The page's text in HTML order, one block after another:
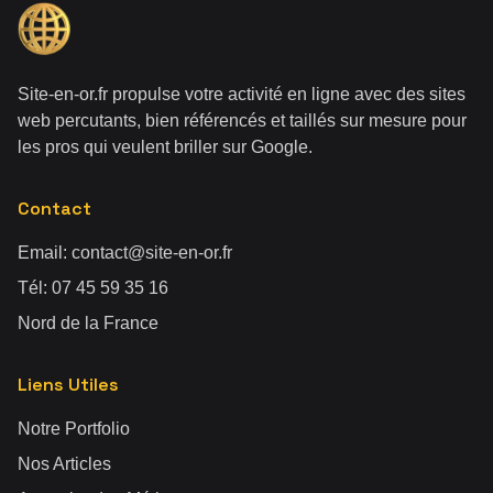
Site-en-or.fr propulse votre activité en ligne avec des sites
web percutants, bien référencés et taillés sur mesure pour
les pros qui veulent briller sur Google.
Contact
Email: contact@site-en-or.fr
Tél: 07 45 59 35 16
Nord de la France
Liens Utiles
Notre Portfolio
Nos Articles